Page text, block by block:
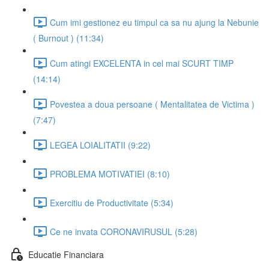
Cum imi gestionez eu timpul ca sa nu ajung la Nebunie
( Burnout ) (11:34)
Cum atingi EXCELENTA in cel mai SCURT TIMP
(14:14)
Povestea a doua persoane ( Mentalitatea de Victima )
(7:47)
LEGEA LOIALITATII (9:22)
PROBLEMA MOTIVATIEI (8:10)
Exercitiu de Productivitate (5:34)
Ce ne invata CORONAVIRUSUL (5:28)
Educatie Financiara